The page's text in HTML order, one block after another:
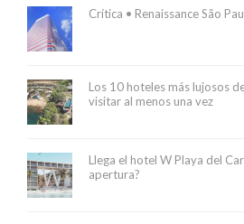
Crítica • Renaissance São
Los 10 hoteles más lujosos
visitar al menos una vez
Llega el hotel W Playa del
apertura?